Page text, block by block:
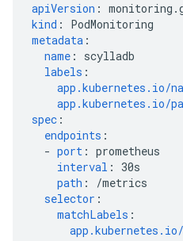
apiVersion :
kind :
PodMonitoring
metadata :
name :
scylladb
labels :
app.kubernetes.io/
app.kubernetes.io/
spec :
endpoints :
- port : prometheus
interval :
30s
path :
/metrics
selector :
matchLabels :
app.kubernetes.io/